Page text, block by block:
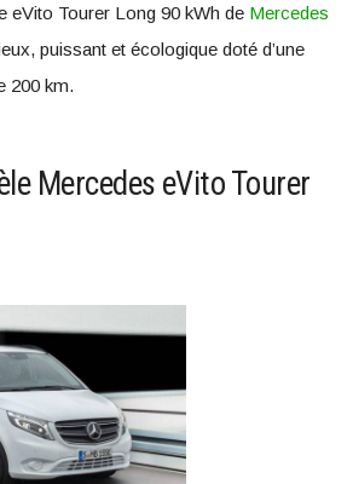
eVito Tourer Long 90 kWh de Mercedes
puissant et écologique doté d’une
200 km.
Mercedes eVito Tourer